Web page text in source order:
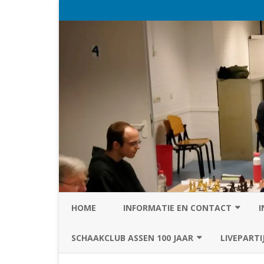
HOME INFORMATIE EN CONTACT
PRIVACY STATEMENT VAN SC
SCHAAKCLUB ASSEN 100 JAAR